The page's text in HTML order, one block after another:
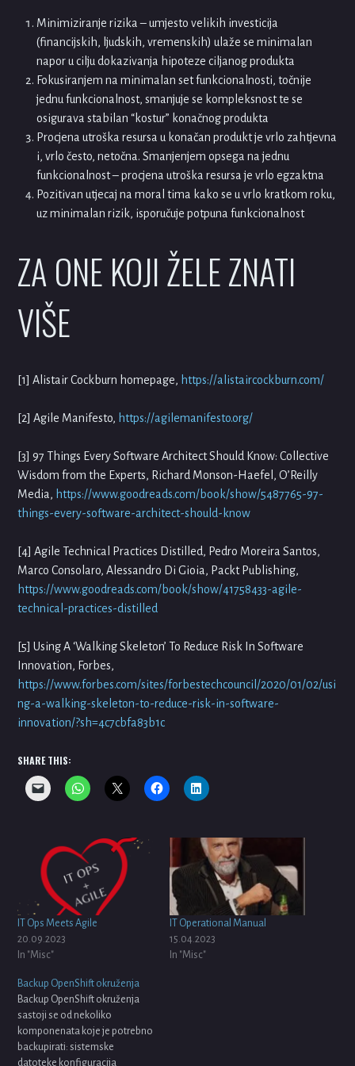
Minimiziranje rizika – umjesto velikih investicija
(financijskih, ljudskih, vremenskih) ulaže se minimalan
napor u cilju dokazivanja hipoteze ciljanog produkta
Fokusiranjem na minimalan set funkcionalnosti, točnije
jednu funkcionalnost, smanjuje se kompleksnost te se
osigurava stabilan “kostur” konačnog produkta
Procjena utroška resursa u konačan produkt je vrlo zahtjevna
i, vrlo često, netočna. Smanjenjem opsega na jednu
funkcionalnost – procjena utroška resursa je vrlo egzaktna
Pozitivan utjecaj na moral tima kako se u vrlo kratkom roku,
uz minimalan rizik, isporučuje potpuna funkcionalnost
ZA ONE KOJI ŽELE ZNATI
VIŠE
[1] Alistair Cockburn homepage, https://alistaircockburn.com/
[2] Agile Manifesto, https://agilemanifesto.org/
[3] 97 Things Every Software Architect Should Know: Collective
Wisdom from the Experts, Richard Monson-Haefel, O’Reilly
Media, https://www.goodreads.com/book/show/5487765-97-
things-every-software-architect-should-know
[4] Agile Technical Practices Distilled, Pedro Moreira Santos,
Marco Consolaro, Alessandro Di Gioia, Packt Publishing,
https://www.goodreads.com/book/show/41758433-agile-
technical-practices-distilled
[5] Using A ‘Walking Skeleton’ To Reduce Risk In Software
Innovation, Forbes,
https://www.forbes.com/sites/forbestechcouncil/2020/01/02/usi
ng-a-walking-skeleton-to-reduce-risk-in-software-
innovation/?sh=4c7cbfa83b1c
SHARE THIS:
IT Ops Meets Agile
20.09.2023
In "Misc"
IT Operational Manual
15.04.2023
In "Misc"
Backup OpenShift okruženja
Backup OpenShift okruženja
sastoji se od nekoliko
komponenata koje je potrebno
backupirati: sistemske
datoteke konfiguracija